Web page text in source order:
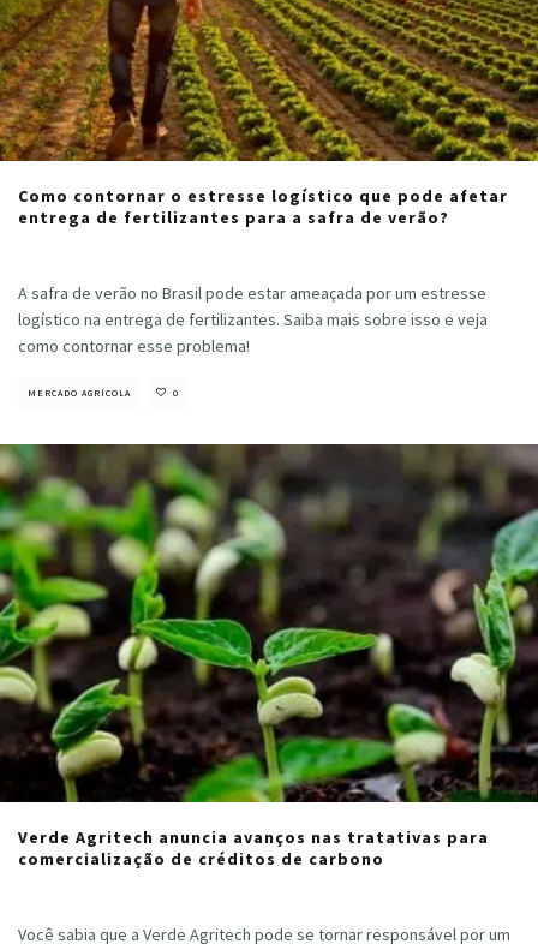
Como contornar o estresse logístico que pode afetar
entrega de fertilizantes para a safra de verão?
A safra de verão no Brasil pode estar ameaçada por um estresse
logístico na entrega de fertilizantes. Saiba mais sobre isso e veja
como contornar esse problema!
MERCADO AGRÍCOLA 0
Verde Agritech anuncia avanços nas tratativas para
comercialização de créditos de carbono
Você sabia que a Verde Agritech pode se tornar responsável por um